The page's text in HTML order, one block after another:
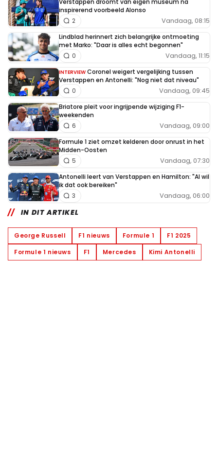
inspirerend voorbeeld Alonso
Vandaag, 08:15
2
Lindblad herinnert zich belangrijke ontmoeting
met Marko: "Daar is alles echt begonnen"
Vandaag, 11:15
0
INTERVIEW Coronel weigert vergelijking tussen
Verstappen en Antonelli: "Nog niet dat niveau"
Vandaag, 09:45
0
Briatore pleit voor ingrijpende wijziging F1-
weekenden
Vandaag, 09:00
6
Formule 1 ziet omzet kelderen door onrust in het
Midden-Oosten
Vandaag, 07:30
5
Antonelli leert van Verstappen en Hamilton: "Al wil
ik dat ook bereiken"
Vandaag, 06:00
3
IN DIT ARTIKEL
George Russell F1 nieuws Formule 1
F1 2025
Formule 1 nieuws
F1 Mercedes Kimi Antonelli